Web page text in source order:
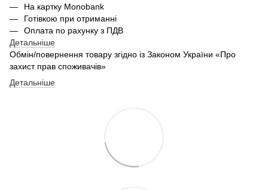
На картку Monobank
Готівкою при отриманні
Оплата по рахунку з ПДВ
Детальніше
Обмін/повернення товару згідно із Законом України «Про
захист прав споживачів»
Детальніше